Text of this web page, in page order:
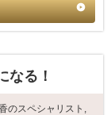
なる！
のスペシャリスト